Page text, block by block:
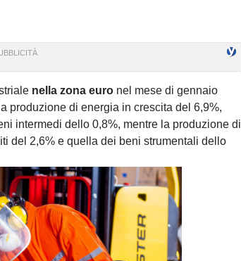
nella zona euro nel mese di gennaio
produzione di energia in crescita del 6,9%,
intermedi dello 0,8%, mentre la produzione di
del 2,6% e quella dei beni strumentali dello